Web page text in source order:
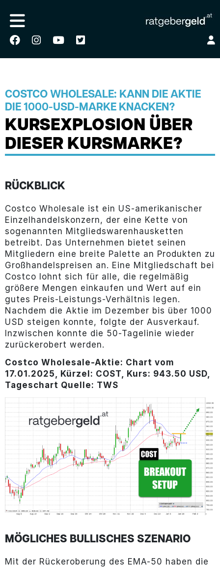
COSTCO WHOLESALE: KANN DIE AKTIE
DIE 1000-USD-MARKE KNACKEN?
KURSEXPLOSION ÜBER
DIESER KURSMARKE?
RÜCKBLICK
Costco Wholesale ist ein US-amerikanischer
Einzelhandelskonzern, der eine Kette von
sogenannten Mitgliedswarenhausketten
betreibt. Das Unternehmen bietet seinen
Mitgliedern eine breite Palette an Produkten zu
Großhandelspreisen an. Eine Mitgliedschaft bei
Costco lohnt sich für alle, die regelmäßig
größere Mengen einkaufen und Wert auf ein
gutes Preis-Leistungs-Verhältnis legen.
Nachdem die Aktie im Dezember bis über 1000
USD steigen konnte, folgte der Ausverkauf.
Inzwischen konnte die 50-Tagelinie wieder
zurückerobert werden.
Costco Wholesale-Aktie: Chart vom
17.01.2025, Kürzel: COST, Kurs: 943.50 USD,
Tageschart Quelle: TWS
MÖGLICHES BULLISCHES SZENARIO
Mit der Rückeroberung des EMA-50 haben die